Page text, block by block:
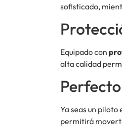
sofisticado,
Equipado con
alta calidad
Ya seas un
permitirá